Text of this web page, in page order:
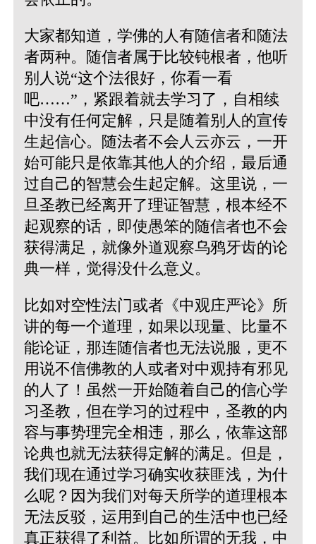
大家都知道，学佛的人有随信者和随法
者两种。随信者属于比较钝根者，他听
别人说“这个法很好，你看一看
吧……”，紧跟着就去学习了，自相续
中没有任何定解，只是随着别人的宣传
生起信心。随法者不会人云亦云，一开
始可能只是依靠其他人的介绍，最后通
过自己的智慧会生起定解。这里说，一
旦圣教已经离开了理证智慧，根本经不
起观察的话，即使愚笨的随信者也不会
获得满足，就像外道观察乌鸦牙齿的论
典一样，觉得没什么意义。
比如对空性法门或者《中观庄严论》所
讲的每一个道理，如果以现量、比量不
能论证，那连随信者也无法说服，更不
用说不信佛教的人或者对中观持有邪见
的人了！虽然一开始随着自己的信心学
习圣教，但在学习的过程中，圣教的内
容与事势理完全相违，那么，依靠这部
论典也就无法获得定解的满足。但是，
我们现在通过学习确实收获匪浅，为什
么呢？因为我们对每天所学的道理根本
无法反驳，运用到自己的生活中也已经
真正获得了利益。比如所谓的无我，中